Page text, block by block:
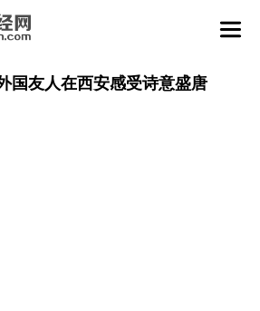
国友人在西安感受诗意盛唐